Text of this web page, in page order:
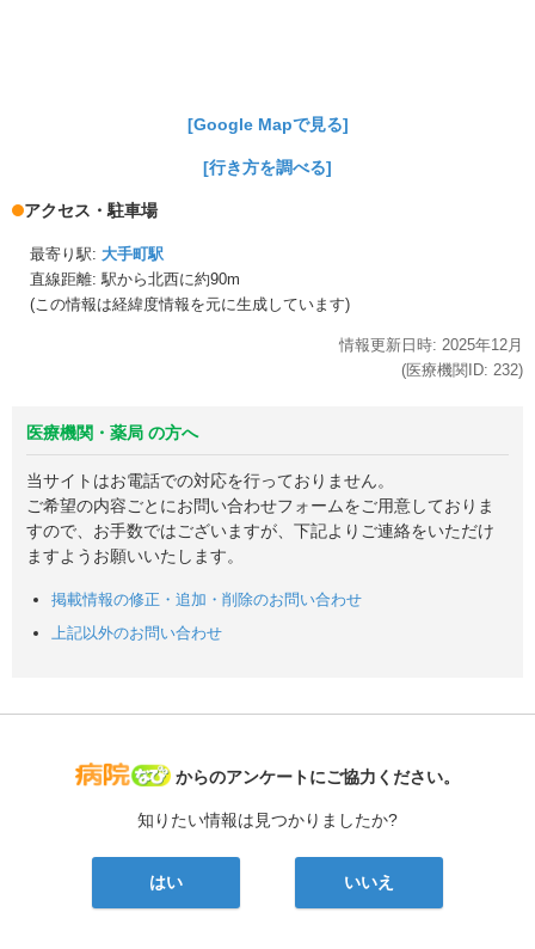
[Google Mapで見る]
[行き方を調べる]
アクセス・駐車場
最寄り駅: 大手町駅
直線距離: 駅から北西に約90m
(この情報は経緯度情報を元に生成しています)
情報更新日時: 2025年12月
(医療機関ID: 232)
医療機関・薬局 の方へ
当サイトはお電話での対応を行っておりません。
ご希望の内容ごとにお問い合わせフォームをご用意しておりま
すので、お手数ではございますが、下記よりご連絡をいただけ
ますようお願いいたします。
掲載情報の修正・追加・削除のお問い合わせ
上記以外のお問い合わせ
病院なび
からのアンケートにご協力ください。
知りたい情報は見つかりましたか?
はい いいえ